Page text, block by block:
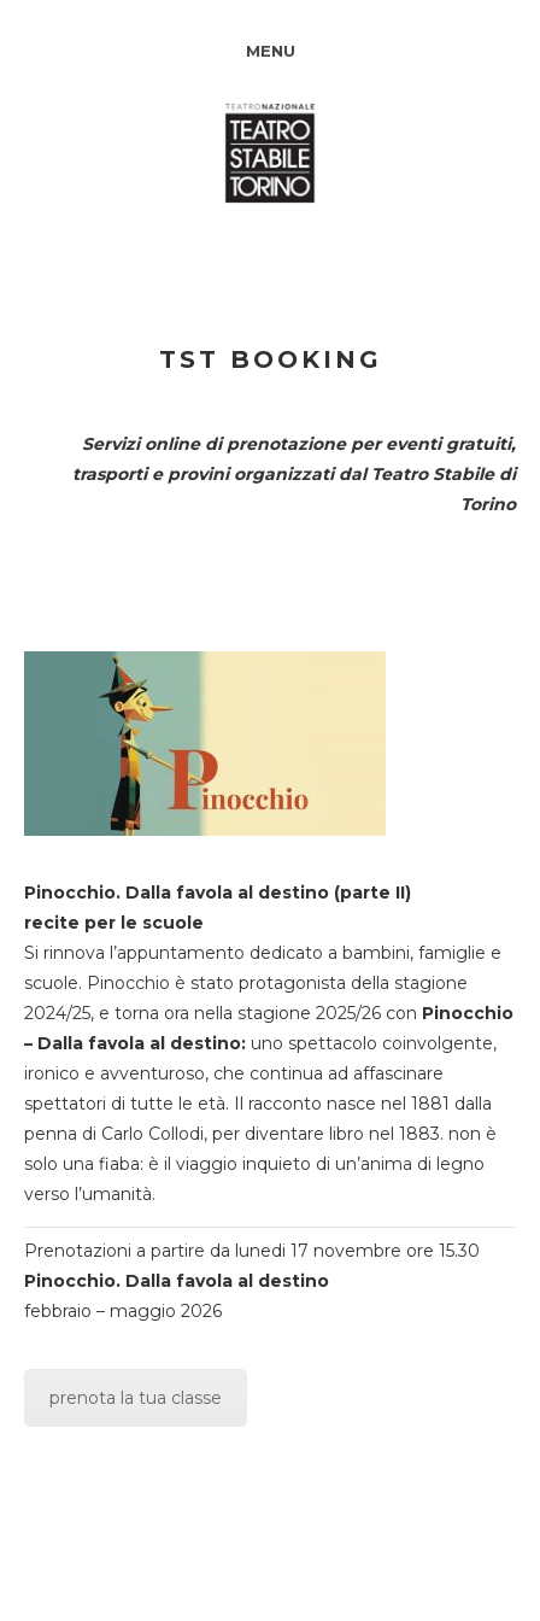
MENU
TST BOOKING
Servizi online di prenotazione per eventi gratuiti,
trasporti e provini organizzati dal Teatro Stabile di
Torino
Pinocchio. Dalla favola al destino (parte II)
recite per le scuole
Si rinnova l’appuntamento dedicato a bambini, famiglie e
scuole. Pinocchio è stato protagonista della stagione
2024/25, e torna ora nella stagione 2025/26 con Pinocchio
– Dalla favola al destino: uno spettacolo coinvolgente,
ironico e avventuroso, che continua ad affascinare
spettatori di tutte le età. Il racconto nasce nel 1881 dalla
penna di Carlo Collodi, per diventare libro nel 1883. non è
solo una fiaba: è il viaggio inquieto di un’anima di legno
verso l’umanità.
Prenotazioni a partire da lunedi 17 novembre ore 15.30
Pinocchio. Dalla favola al destino
febbraio – maggio 2026
prenota la tua classe